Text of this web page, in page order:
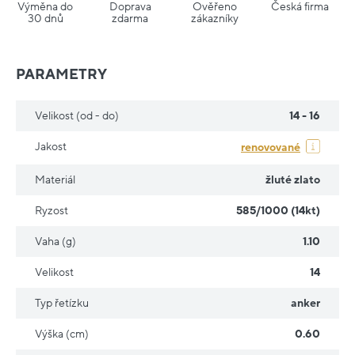
Výměna do
30 dnů
Doprava
zdarma
Ověřeno
zákazníky
Česká firma
PARAMETRY
Velikost (od - do) 14 - 16
Jakost renovované
Materiál žluté zlato
Ryzost 585/1000 (14kt)
Vaha (g) 1.10
Velikost 14
Typ řetízku anker
Výška (cm) 0.60